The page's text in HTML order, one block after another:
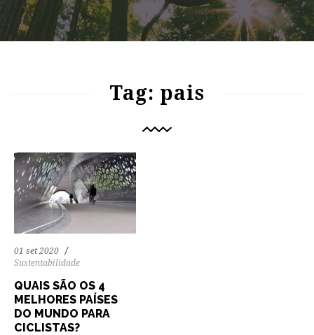
Tag: pais
01 set 2020
Sustentabilidade
QUAIS SÃO OS 4
MELHORES PAÍSES
DO MUNDO PARA
CICLISTAS?